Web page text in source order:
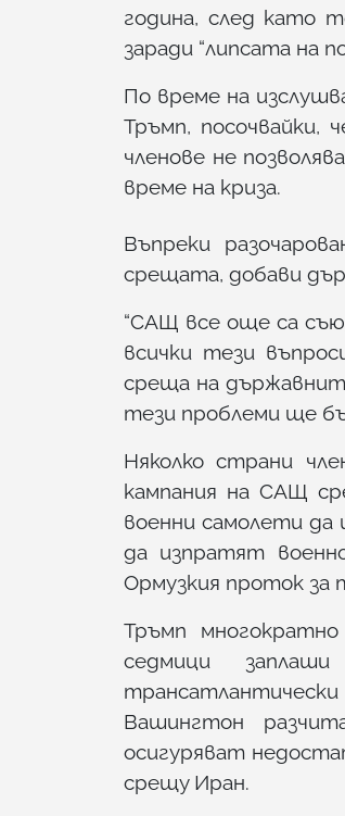
година, след като
заради “липсата на
По време на
Тръмп, посочвайки,
членове не
време на криза.
Въпреки
срещата, добави
“САЩ все още са
всички тези
среща на
тези проблеми ще
Няколко страни
кампания на САЩ
военни самолети
да изпратят
Ормузкия проток за
Тръмп
седмици
Вашингтон
осигуряват
срещу Иран.